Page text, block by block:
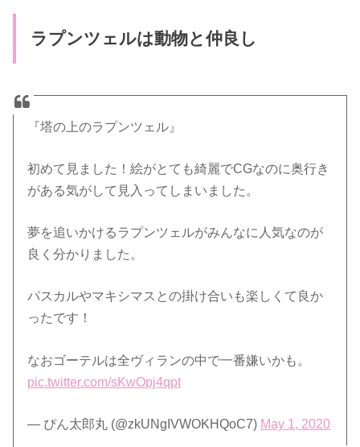
ラプンツェルは動物と仲良し
『塔の上のラプンツェル』
初めて見ました！絵がとても綺麗でCGなのに奥行き
がある気がして見入ってしまいました。
夢を追いかけるラプンツェルがみんなに人気なのが
良く分かりました。
パスカルやマキシマスとの掛け合いも楽しくて良か
ったです！
なおゴーテルは全ヴィランの中で一番嫌いかも。
pic.twitter.com/sKwOpj4qpt
— ぴん太郎丸 (@zkUNgIVWOKHQoC7) May 1, 2020